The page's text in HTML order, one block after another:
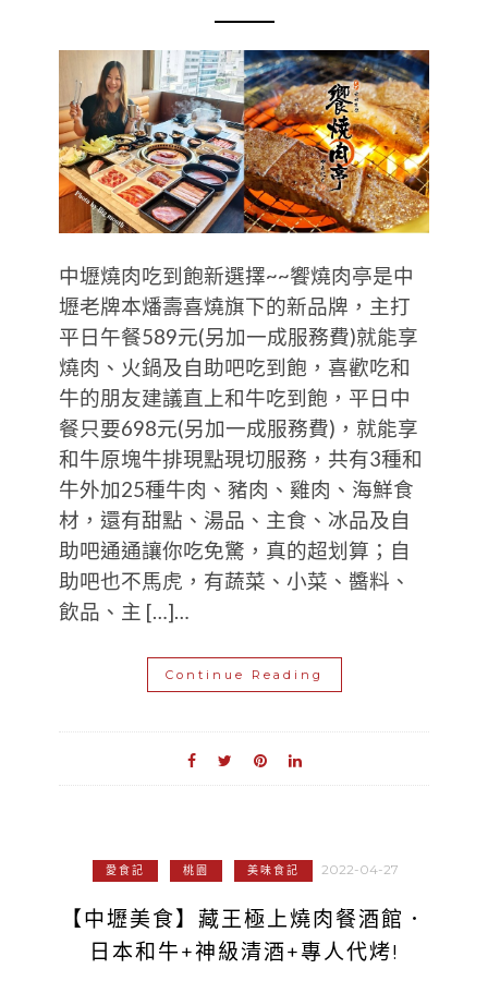
中壢燒肉吃到飽新選擇~~饗燒肉亭是中
壢老牌本燔壽喜燒旗下的新品牌，主打
平日午餐589元(另加一成服務費)就能享
燒肉、火鍋及自助吧吃到飽，喜歡吃和
牛的朋友建議直上和牛吃到飽，平日中
餐只要698元(另加一成服務費)，就能享
和牛原塊牛排現點現切服務，共有3種和
牛外加25種牛肉、豬肉、雞肉、海鮮食
材，還有甜點、湯品、主食、冰品及自
助吧通通讓你吃免驚，真的超划算；自
助吧也不馬虎，有蔬菜、小菜、醬料、
飲品、主 […]…
Continue Reading
愛食記 桃園 美味食記 2022-04-27
【中壢美食】藏王極上燒肉餐酒館．
日本和牛+神級清酒+專人代烤!